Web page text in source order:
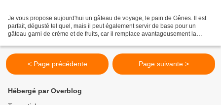
Je vous propose aujourd'hui un gâteau de voyage, le pain de Gênes. Il est
parfait, dégusté tel quel, mais il peut également servir de base pour un
gâteau garni de crème et de fruits, car il remplace avantageusement la
< Page précédente Page suivante >
Hébergé par Overblog